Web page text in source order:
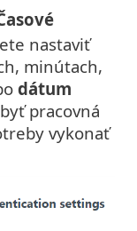
nastaviť
minútach,
dátum
pracovná
vykonať